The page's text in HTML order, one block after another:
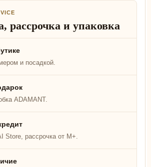
рассрочка и упаковка
и посадкой.
ADAMANT.
Store, рассрочка от M+.